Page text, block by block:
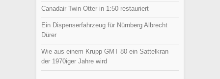
Canadair Twin Otter in 1:50 restauriert
Ein Dispenserfahrzeug für Nürnberg Albrecht
Dürer
Wie aus einem Krupp GMT 80 ein Sattelkran
der 1970iger Jahre wird